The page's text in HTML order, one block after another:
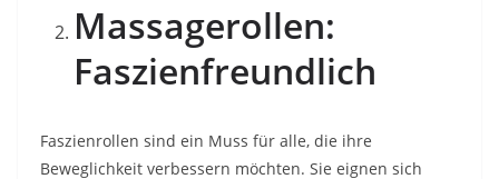
Massagerollen:
Faszienfreundlich
Faszienrollen sind ein Muss für alle, die ihre
Beweglichkeit verbessern möchten. Sie eignen sich